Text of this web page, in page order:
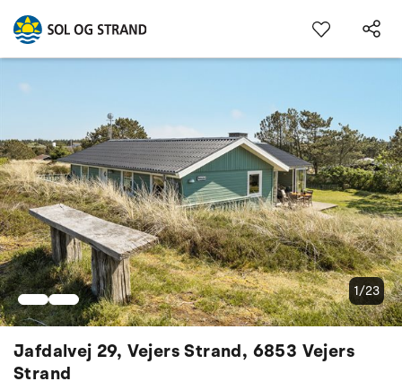
Jafdalvej 29, Vejers Strand, 6853 Vejers
Strand
1/23